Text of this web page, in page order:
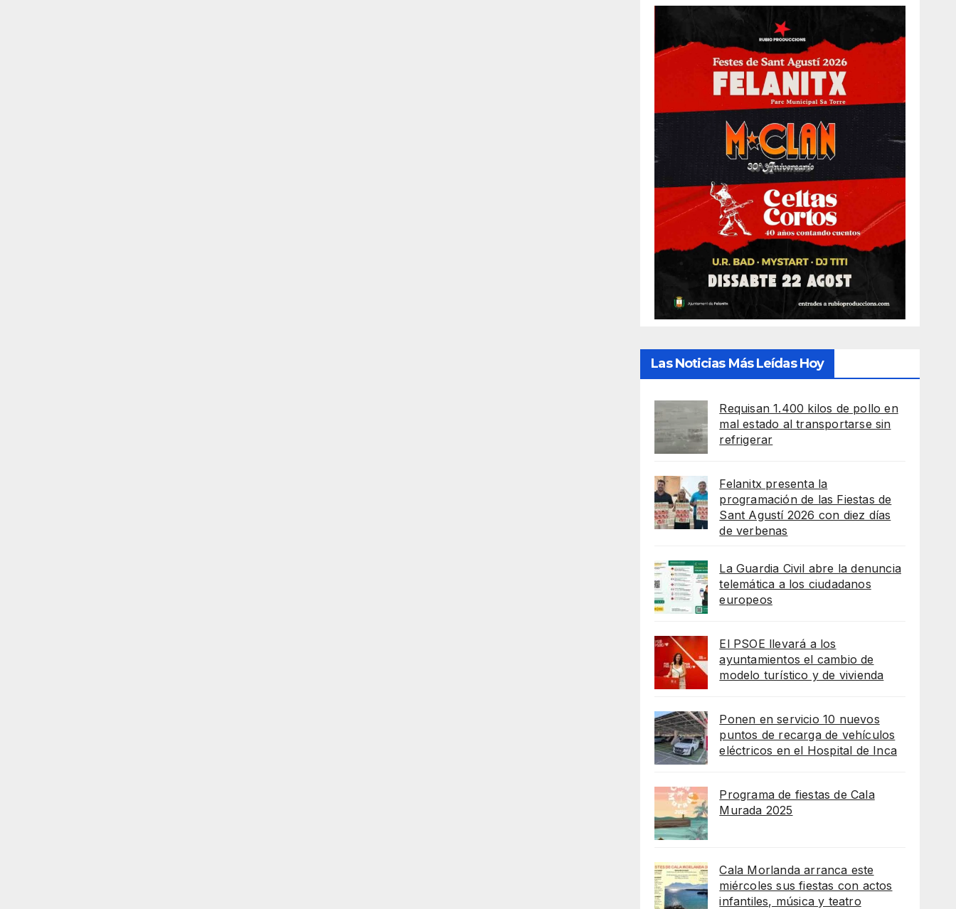
Las Noticias Más Leídas Hoy
Requisan 1.400 kilos de pollo en
mal estado al transportarse sin
refrigerar
Felanitx presenta la
programación de las Fiestas de
Sant Agustí 2026 con diez días
de verbenas
La Guardia Civil abre la denuncia
telemática a los ciudadanos
europeos
El PSOE llevará a los
ayuntamientos el cambio de
modelo turístico y de vivienda
Ponen en servicio 10 nuevos
puntos de recarga de vehículos
eléctricos en el Hospital de Inca
Programa de fiestas de Cala
Murada 2025
Cala Morlanda arranca este
miércoles sus fiestas con actos
infantiles, música y teatro